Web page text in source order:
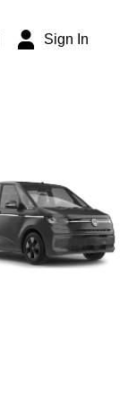
Sign In